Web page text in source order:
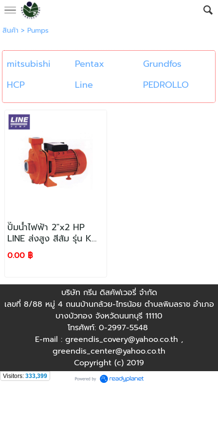
สินค้า > Pumps
mitsubishi Pentax
Grundfos
HCP
Line PEDROLLO
ปั๊มน้ำไฟฟ้า 2"x2 HP
LINE ส่งสูง สีส้ม รุ่น Km-
30
0.00 ฿
บริษัท กรีน ดิสคัฟเวอรี่ จำกัด
เลขที่ 8/88 หมู่ 4 ถนนบ้านกล้วย-ไทรน้อย ตำบลพิมลราช อำเภอ
บางบัวทอง จังหวัดนนทบุรี 11110
โทรศัพท์: 0-2997-5548
E-mail : greendis_covery@yahoo.co.th ,
greendis_center@yahoo.co.th
Copyright (c) 2019
Visitors: 333,399